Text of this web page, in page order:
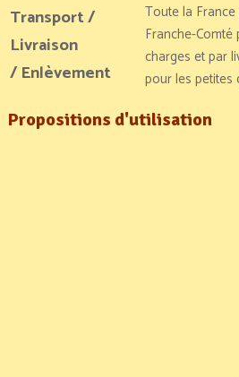
Transport /
Livraison
/ Enlèvement
Toute la
Franche-
charges et par
pour les petites
Propositions d'utilisation